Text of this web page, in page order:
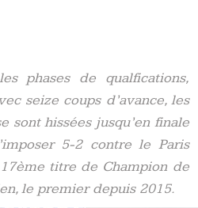
phases de qualfications,
seize coups d’avance, les
sont hissées jusqu’en finale
5-2 contre le Paris
titre de Champion de
le premier depuis 2015.